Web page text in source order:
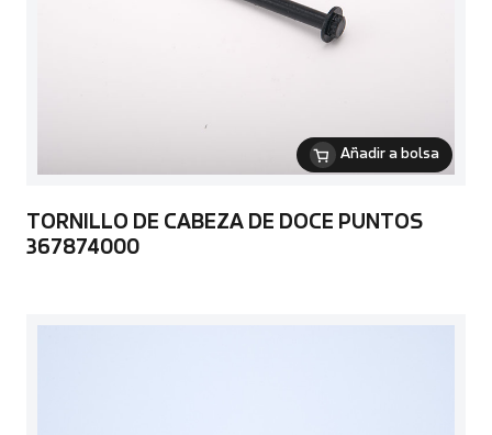
Añadir a bolsa
TORNILLO DE CABEZA DE DOCE PUNTOS
367874000